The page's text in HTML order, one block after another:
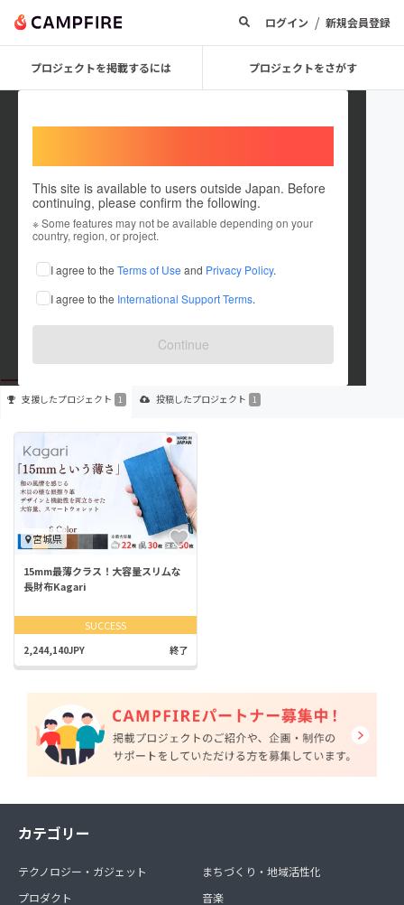
ログイン / 新規会員登録
プロジェクトを掲載するには プロジェクトをさがす
This site is available to users outside Japan. Before
continuing, please confirm the following.
※ Some features may not be available depending on your
country, region, or project.
I agree to the Terms of Use and Privacy Policy.
I agree to the International Support Terms.
Continue
hm1223
これまでに1回支援して1件のプロジェクトを投稿しています
在住国：未設定
出身国：未設定
支援したプロジェクト 1 投稿したプロジェクト 1
宮城県
15mm最薄クラス！大容量スリ厶な
長財布Kagari
SUCCESS
2,244,140JPY 終了
カテゴリー
テクノロジー・ガジェット
プロダクト
まちづくり・地域活性化
音楽